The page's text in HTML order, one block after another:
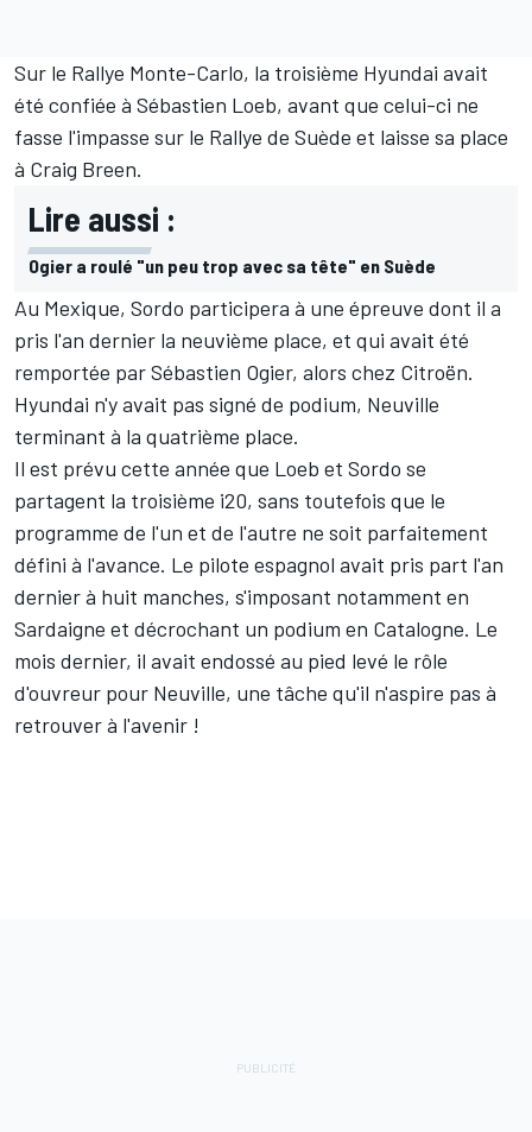
Sur le Rallye Monte-Carlo, la troisième Hyundai avait
été confiée à Sébastien Loeb, avant que celui-ci ne
fasse l'impasse sur le Rallye de Suède et laisse sa place
à Craig Breen.
Lire aussi :
Ogier a roulé "un peu trop avec sa tête" en Suède
Au Mexique, Sordo participera à une épreuve dont il a
pris l'an dernier la neuvième place, et qui avait été
remportée parSébastien Ogier, alors chez Citroën.
Hyundai n'y avait pas signé de podium, Neuville
terminant à la quatrième place.
Il est prévu cette année que Loeb et Sordo se
partagent la troisième i20, sans toutefois que le
programme de l'un et de l'autre ne soit parfaitement
défini à l'avance. Le pilote espagnol avait pris part l'an
dernier à huit manches, s'imposant notamment en
Sardaigne et décrochant un podium en Catalogne. Le
mois dernier, il avait endossé au pied levé le rôle
d'ouvreur pour Neuville, une tâche qu'il n'aspire pas à
retrouver à l'avenir !